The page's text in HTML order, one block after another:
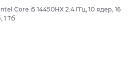
Core i5 14450HX 2.4 ГГц, 10 ядер, 16
1 Тб